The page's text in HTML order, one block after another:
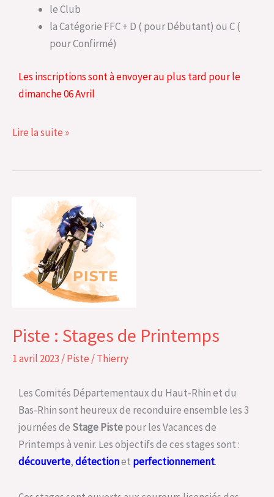
le Club
la Catégorie FFC + D ( pour Débutant) ou C (
pour Confirmé)
Les inscriptions sont à envoyer au plus tard pour le
dimanche 06 Avril
Lire la suite »
Piste : Stages de Printemps
1 avril 2023 /Piste /Thierry
Les Comités Départementaux du Haut-Rhin et du
Bas-Rhin sont heureux de reconduire ensemble les 3
journées de Stage Pistepour les Vacances de
Printemps à venir. Les objectifs de ces stages sont :
découverte,détectionet perfectionnement.
Printemps